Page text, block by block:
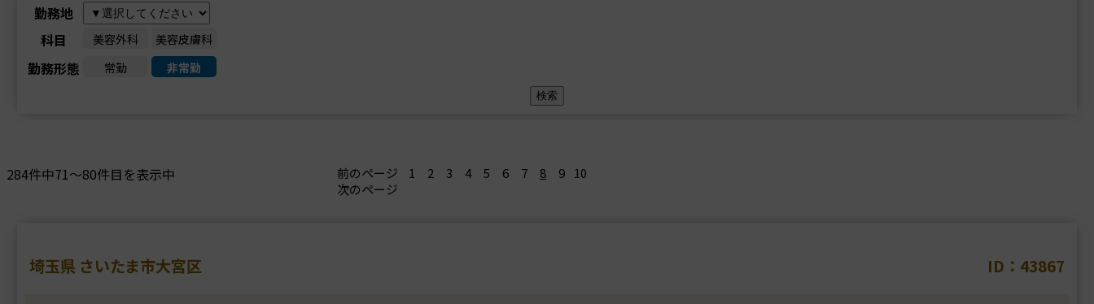
勤務地
科目
美容外科 美容皮膚科
勤務形態 常勤 非常勤
284件中71～80件目を表示中 前のページ 1 2 3 4 5 6 7 8 9
10
次のページ
埼玉県 さいたま市大宮区 ID：43867